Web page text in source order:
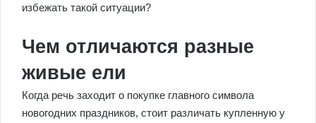
избежать такой ситуации?
Чем отличаются разные
живые ели
Когда речь заходит о покупке главного символа
новогодних праздников, стоит различать купленную у